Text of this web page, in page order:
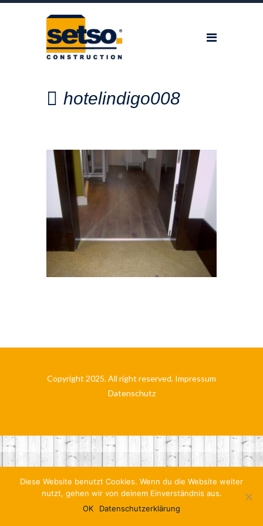
hotelindigo008
Copyright 2025. All right reserved. Impressum
Datenschutz
Diese Website benutzt Cookies. Wenn du die Website weiter
nutzt, gehen wir von deinem Einverständnis aus.
OK
Datenschutzerklärung